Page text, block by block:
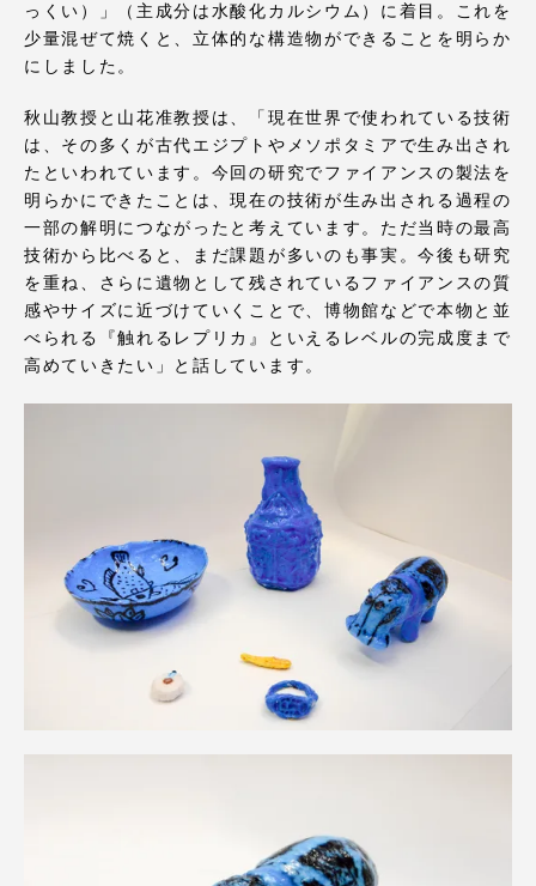
っくい）」（主成分は水酸化カルシウム）に着目。これを
少量混ぜて焼くと、立体的な構造物ができることを明らか
にしました。
秋山教授と山花准教授は、「現在世界で使われている技術
は、その多くが古代エジプトやメソポタミアで生み出され
たといわれています。今回の研究でファイアンスの製法を
明らかにできたことは、現在の技術が生み出される過程の
一部の解明につながったと考えています。ただ当時の最高
技術から比べると、まだ課題が多いのも事実。今後も研究
を重ね、さらに遺物として残されているファイアンスの質
感やサイズに近づけていくことで、博物館などで本物と並
べられる『触れるレプリカ』といえるレベルの完成度まで
高めていきたい」と話しています。
熊本キャンパス
阿蘇くまもと
臨空キャンパス
TOKAIスポーツ
ニュースリリース
卒業にあたってのアンケート
教育研究上の目的及び養成する人材像と３つの